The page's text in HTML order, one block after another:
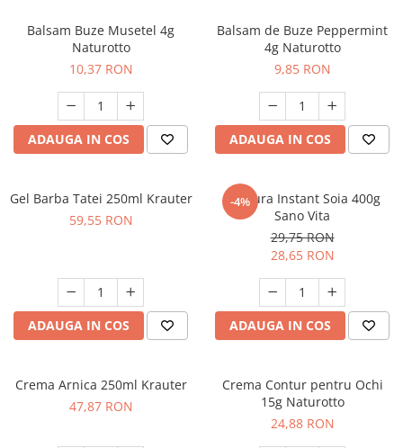
Magneziu
Multivitamine
Balsam Buze Musetel 4g
Naturotto
10,37 RON
ADAUGA IN COS
Balsam de Buze Peppermint
4g Naturotto
9,85 RON
ADAUGA IN COS
Gel Barba Tatei 250ml Krauter
59,55 RON
ADAUGA IN COS
-4%
Bautura Instant Soia 400g
Sano Vita
29,75 RON
28,65 RON
ADAUGA IN COS
Crema Arnica 250ml Krauter
47,87 RON
Crema Contur pentru Ochi
15g Naturotto
24,88 RON